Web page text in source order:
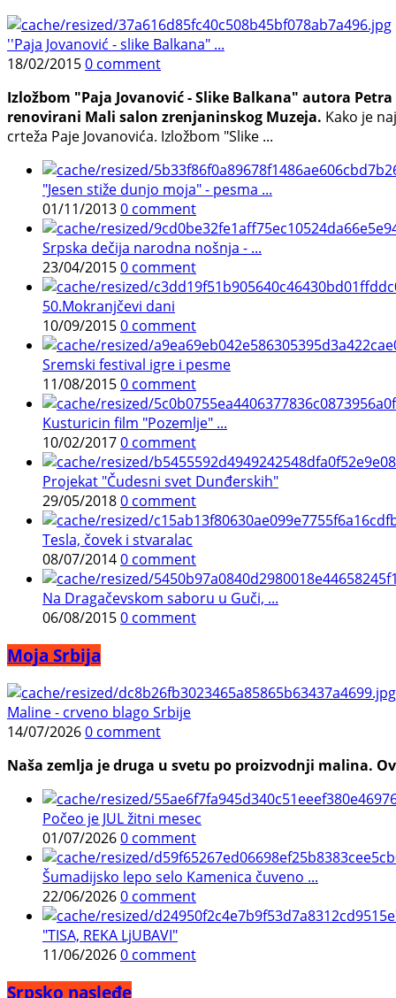
''Paja Jovanović - slike Balkana" ...
18/02/20150 comment
Izložbom "Paja Jovanović - Slike Balkana" autora
renovirani Mali salon zrenjaninskog Muzeja. Kako je
crteža Paje Jovanovića. Izložbom "Slike ...
"Jesen stiže dunjo moja" - pesma ...
01/11/20130 comment
Srpska dečija narodna nošnja - ...
23/04/20150 comment
50.Mokranjčevi dani
10/09/20150 comment
Sremski festival igre i pesme
11/08/20150 comment
Kusturicin film "Pozemlje" ...
10/02/20170 comment
Projekat "Čudesni svet Dunđerskih"
29/05/20180 comment
Tesla, čovek i stvaralac
08/07/20140 comment
Na Dragačevskom saboru u Guči, ...
06/08/20150 comment
Moja Srbija
Maline - crveno blago Srbije
14/07/20260 comment
Naša zemlja je druga u svetu po proizvodnji malina.
Počeo je JUL žitni mesec
01/07/20260 comment
Šumadijsko lepo selo Kamenica čuveno ...
22/06/20260 comment
"TISA, REKA LjUBAVI"
11/06/20260 comment
Srpsko nasleđe